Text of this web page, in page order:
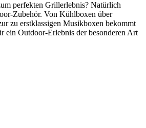
perfekten Grillerlebnis? Natürlich
Zubehör. Von Kühlboxen über
zu erstklassigen Musikboxen bekommt
ein Outdoor-Erlebnis der besonderen Art